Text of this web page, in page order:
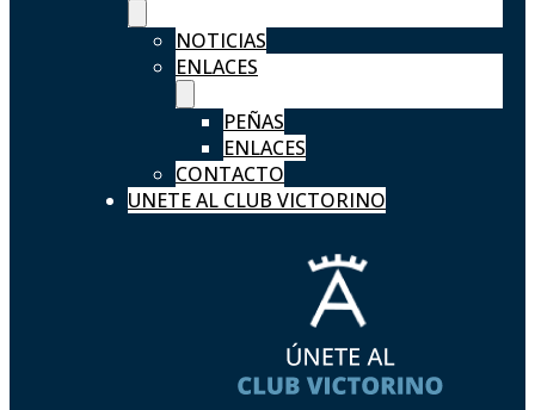
NOTICIAS
ENLACES
PEÑAS
ENLACES
CONTACTO
UNETE AL CLUB VICTORINO